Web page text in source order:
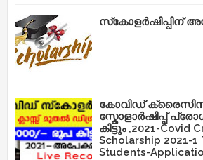
സ്‌കോളർഷിപ്പിന്
കോവിഡ് ക്രൈസിസ്
സ്കോളാർഷിപ്പ്
കിട്ടും ,2021-Covid
Scholarship 2021-1
Students-